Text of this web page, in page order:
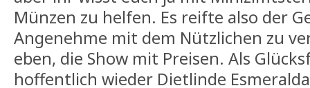
Münzen zu helfen. Es reifte also der
Angenehme mit dem Nützlichen zu
eben, die Show mit Preisen. Als
hoffentlich wieder Dietlinde